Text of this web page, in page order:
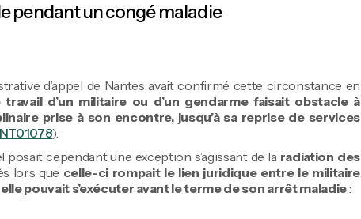
pendant un congé maladie
d’appel de Nantes avait confirmé cette circonstance en
d’un militaire ou d’un gendarme faisait obstacle à
prise à son encontre, jusqu’à sa reprise de services
).
cependant une exception s’agissant de la radiation des
lors que celle-ci rompait le lien juridique entre le militaire
pouvait s’exécuter avant le terme de son arrêt maladie: